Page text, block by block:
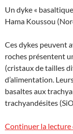
Un dyke «
Hama Koussou
Ces dykes peuvent
roches présentent
(cristaux de tailles
d’alimentation.
basaltes aux
trachyandésites (SiO
Continuer la lecture